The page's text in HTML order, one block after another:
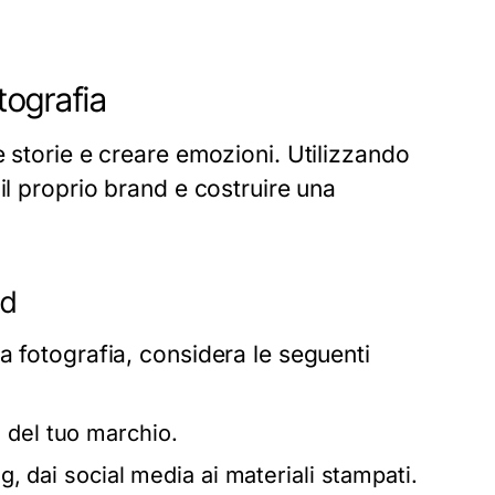
e creare emozioni. Utilizzando
proprio brand e costruire una
fotografia, considera le seguenti
del tuo marchio.
dai social media ai materiali stampati.